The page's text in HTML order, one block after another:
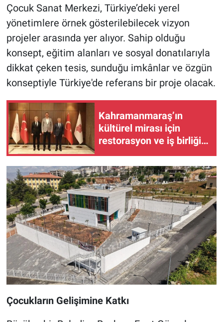
Çocuk Sanat Merkezi, Türkiye’deki yerel
yönetimlere örnek gösterilebilecek vizyon
projeler arasında yer alıyor. Sahip olduğu
konsept, eğitim alanları ve sosyal donatılarıyla
dikkat çeken tesis, sunduğu imkânlar ve özgün
konseptiyle Türkiye'de referans bir proje olacak.
Kahramanmaraş’ın
kültürel mirası için
restorasyon ve iş birliği
toplantısı yapıldı
Çocukların Gelişimine Katkı